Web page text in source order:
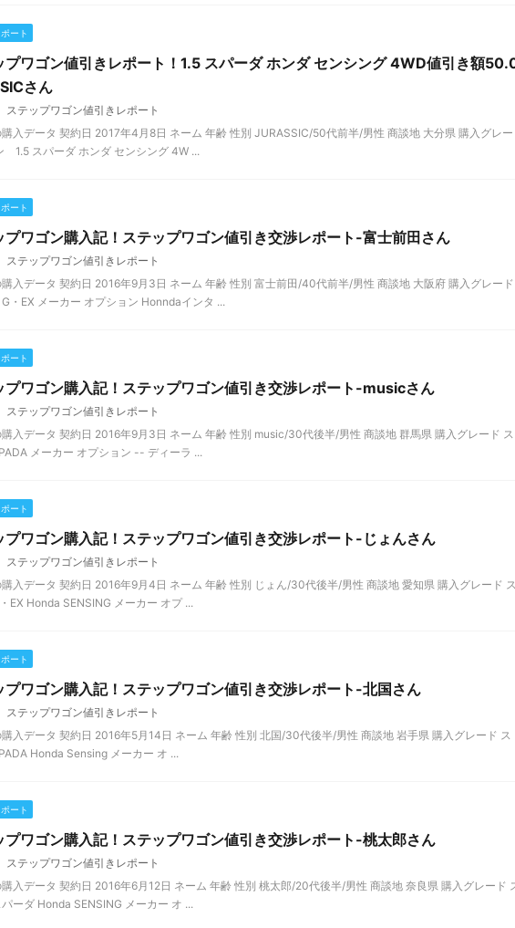
ート
プワゴン値引きレポート！1.5 スパーダ ホンダ センシング 4WD値引き額
さん
ステップワゴン値引きレポート
入データ 契約日 2017年4月8日 ネーム 年齢 性別 JURASSIC/50代前半/男性 商談地 大分県 購入グレー
1.5 スパーダ ホンダ センシング 4W ...
ート
プワゴン購入記！ステップワゴン値引き交渉レポート-富士前田さん
ステップワゴン値引きレポート
入データ 契約日 2016年9月3日 ネーム 年齢 性別 富士前田/40代前半/男性 商談地 大阪府 購入グレード
・EX メーカー オプション Honndaインタ ...
ート
プワゴン購入記！ステップワゴン値引き交渉レポート-musicさん
ステップワゴン値引きレポート
入データ 契約日 2016年9月3日 ネーム 年齢 性別 music/30代後半/男性 商談地 群馬県 購入グレード ス
メーカー オプション -- ディーラ ...
ート
プワゴン購入記！ステップワゴン値引き交渉レポート-じょんさん
ステップワゴン値引きレポート
入データ 契約日 2016年9月4日 ネーム 年齢 性別 じょん/30代後半/男性 商談地 愛知県 購入グレード
EX Honda SENSING メーカー オプ ...
ート
プワゴン購入記！ステップワゴン値引き交渉レポート-北国さん
ステップワゴン値引きレポート
入データ 契約日 2016年5月14日 ネーム 年齢 性別 北国/30代後半/男性 商談地 岩手県 購入グレード ス
Honda Sensing メーカー オ ...
ート
プワゴン購入記！ステップワゴン値引き交渉レポート-桃太郎さん
ステップワゴン値引きレポート
入データ 契約日 2016年6月12日 ネーム 年齢 性別 桃太郎/20代後半/男性 商談地 奈良県 購入グレード
ーダ Honda SENSING メーカー オ ...